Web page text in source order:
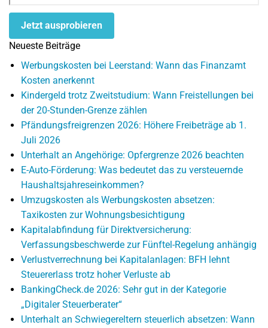
Jetzt ausprobieren
Neueste Beiträge
Werbungskosten bei Leerstand: Wann das Finanzamt
Kosten anerkennt
Kindergeld trotz Zweitstudium: Wann Freistellungen bei
der 20-Stunden-Grenze zählen
Pfändungsfreigrenzen 2026: Höhere Freibeträge ab 1.
Juli 2026
Unterhalt an Angehörige: Opfergrenze 2026 beachten
E-Auto-Förderung: Was bedeutet das zu versteuernde
Haushaltsjahreseinkommen?
Umzugskosten als Werbungskosten absetzen:
Taxikosten zur Wohnungsbesichtigung
Kapitalabfindung für Direktversicherung:
Verfassungsbeschwerde zur Fünftel-Regelung anhängig
Verlustverrechnung bei Kapitalanlagen: BFH lehnt
Steuererlass trotz hoher Verluste ab
BankingCheck.de 2026: Sehr gut in der Kategorie
„Digitaler Steuerberater“
Unterhalt an Schwiegereltern steuerlich absetzen: Wann